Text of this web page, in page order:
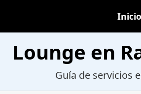
Inicio
Lounge en
Guía de servicios